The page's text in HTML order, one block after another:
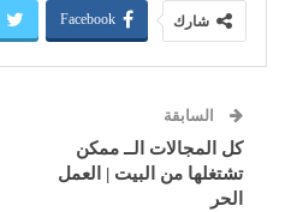
شارك Facebook
السابقة
كل المجالات الــ ممكن
تشتغلها من البيت | العمل
الحر